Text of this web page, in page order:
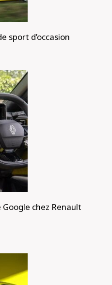
sport d’occasion
chez Renault